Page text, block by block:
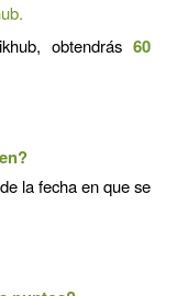
obtendrás60
la fecha en que se